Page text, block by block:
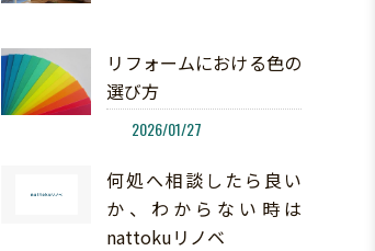
リフォームにおける色の
選び方
2026/01/27
何処へ相談したら良い
か、わからない時は
nattokuリノベ